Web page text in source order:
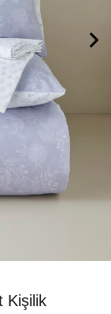
Kişilik